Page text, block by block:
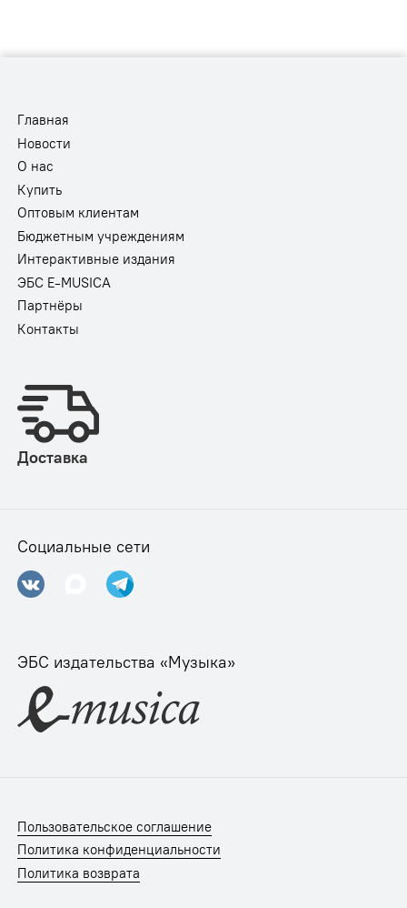
Главная
Новости
О нас
Купить
Оптовым клиентам
Бюджетным учреждениям
Интерактивные издания
ЭБС E-MUSICA
Партнёры
Контакты
Доставка
Социальные сети
ЭБС издательства «Музыка»
Пользовательское соглашение
Политика конфиденциальности
Политика возврата